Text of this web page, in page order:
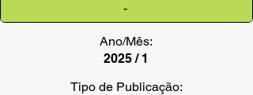
-
Ano/Mês:
2025 / 1
Tipo de Publicação: